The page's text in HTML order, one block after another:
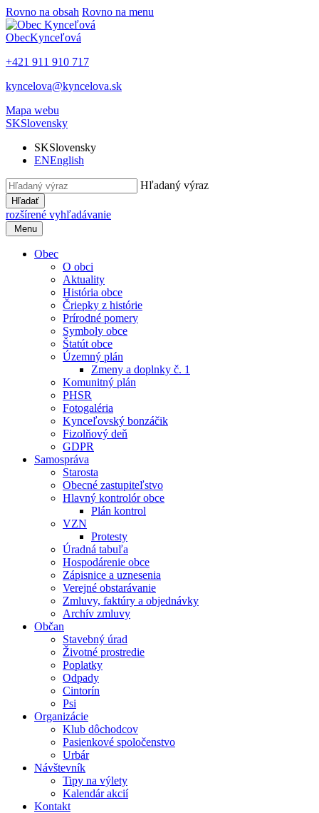
Rovno na obsah Rovno na menu
ObecKynceľová
+421 911 910 717
kyncelova@kyncelova.sk
Mapa webu
SKSlovensky
SKSlovensky
ENEnglish
Hľadaný výraz
Hľadať
rozšírené vyhľadávanie
Menu
Obec
O obci
Aktuality
História obce
Čriepky z histórie
Prírodné pomery
Symboly obce
Štatút obce
Územný plán
Zmeny a doplnky č. 1
Komunitný plán
PHSR
Fotogaléria
Kynceľovský bonzáčik
Fizolňový deň
GDPR
Samospráva
Starosta
Obecné zastupiteľstvo
Hlavný kontrolór obce
Plán kontrol
VZN
Protesty
Úradná tabuľa
Hospodárenie obce
Zápisnice a uznesenia
Verejné obstarávanie
Zmluvy, faktúry a objednávky
Archív zmluvy
Občan
Stavebný úrad
Životné prostredie
Poplatky
Odpady
Cintorín
Psi
Organizácie
Klub dôchodcov
Pasienkové spoločenstvo
Urbár
Návštevník
Tipy na výlety
Kalendár akcií
Kontakt